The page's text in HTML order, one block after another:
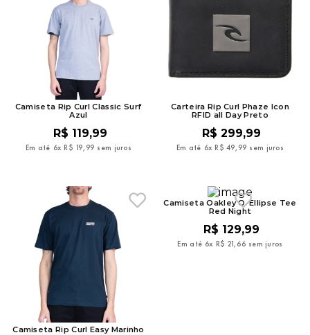
Camiseta Rip Curl Classic Surf
Azul
R$ 119,99
Em até 6x R$ 19, 99 sem juros
Carteira Rip Curl Phaze Icon
RFID all Day Preto
R$ 299,99
Em até 6x R$ 49, 99 sem juros
Camiseta Rip Curl Easy Marinho
Camiseta Oakley O-Ellipse Tee
Red Night
R$ 129,99
Em até 6x R$ 21, 66 sem juros
regata
mochila oakley
moletom